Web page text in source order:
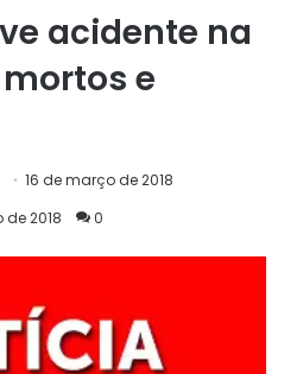
acidente na
e
16 de março de 2018
2018
0